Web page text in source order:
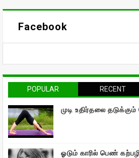
Facebook
POPULAR RECENT
முடி உதிர்தலை
ஓடும் காரில் பெண்